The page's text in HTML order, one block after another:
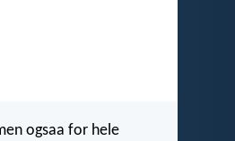
ogsaa for hele